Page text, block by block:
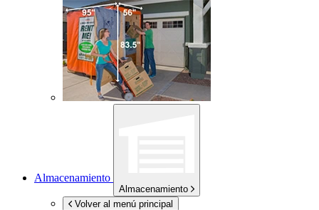
Almacenamiento
Almacenamiento
Volver al menú principal